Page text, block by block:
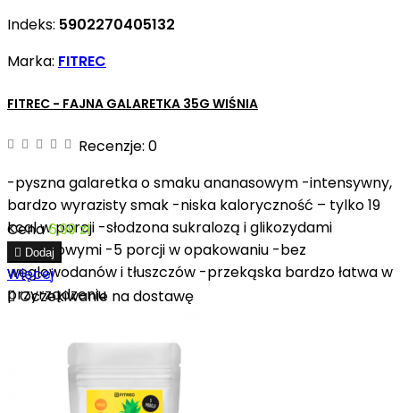
Indeks: 5902270405132
Marka: FITREC
FITREC - FAJNA GALARETKA 35G WIŚNIA
Recenzje: 0
-pyszna galaretka o smaku ananasowym -intensywny,
bardzo wyrazisty smak -niska kaloryczność – tylko 19
kcal w porcji -słodzona sukralozą i glikozydami
stewiolowymi -5 porcji w opakowaniu -bez
węglowodanów i tłuszczów -przekąska bardzo łatwa w
przyrządzeniu
Cena6,99 zł
 Dodaj
Więcej
Oczekiwanie na dostawę